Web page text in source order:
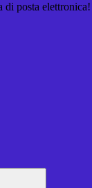
di posta elettronica!